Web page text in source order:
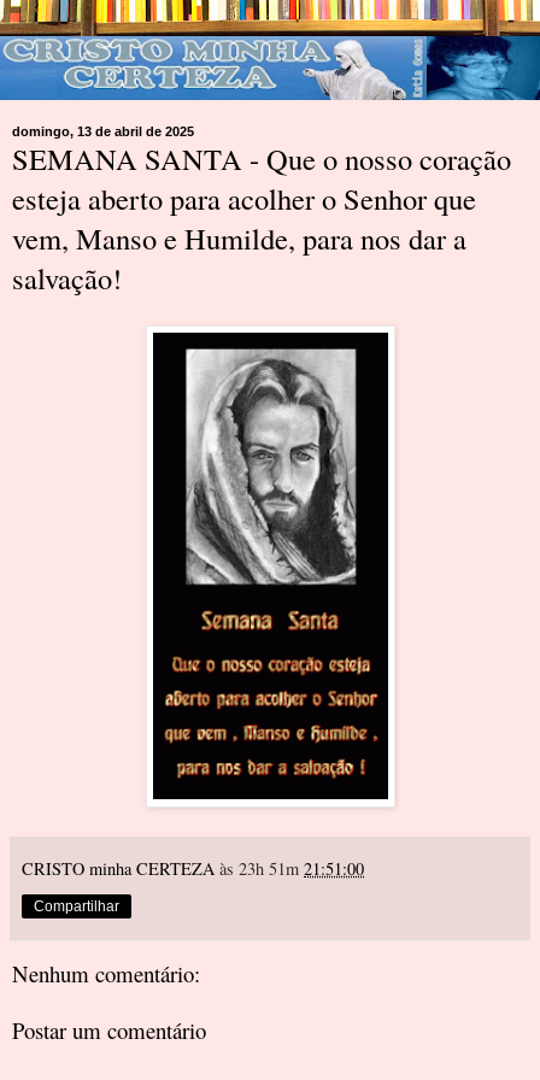
domingo, 13 de abril de 2025
SEMANA SANTA - Que o nosso coração
esteja aberto para acolher o Senhor que
vem, Manso e Humilde, para nos dar a
salvação!
CRISTO minha CERTEZA às 23h 51m 21:51:00
Compartilhar
Nenhum comentário:
Postar um comentário